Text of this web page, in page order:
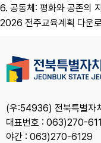
6. 공동체: 평화와 공존의
2026 전주교육계획 다운
(우:54936) 전북특별자
대표번호 : 063)270-
야간 : 063)270-6129